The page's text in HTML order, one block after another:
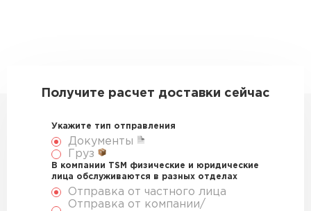
Получите расчет доставки сейчас
Укажите тип отправления
Документы
Груз
В компании TSM физические и юридические
лица обслуживаются в разных отделах
Отправка от частного лица
Отправка от компании/